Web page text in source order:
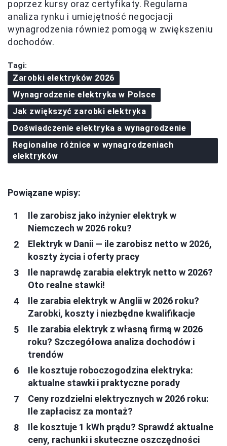
poprzez kursy oraz certyfikaty. Regularna
analiza rynku i umiejętność negocjacji
wynagrodzenia również pomogą w zwiększeniu
dochodów.
Tagi:
Zarobki elektryków 2026
Wynagrodzenie elektryka w Polsce
Jak zwiększyć zarobki elektryka
Doświadczenie elektryka a wynagrodzenie
Regionalne różnice w wynagrodzeniach
elektryków
Powiązane wpisy:
Ile zarobisz jako inżynier elektryk w
Niemczech w 2026 roku?
Elektryk w Danii — ile zarobisz netto w 2026,
koszty życia i oferty pracy
Ile naprawdę zarabia elektryk netto w 2026?
Oto realne stawki!
Ile zarabia elektryk w Anglii w 2026 roku?
Zarobki, koszty i niezbędne kwalifikacje
Ile zarabia elektryk z własną firmą w 2026
roku? Szczegółowa analiza dochodów i
trendów
Ile kosztuje roboczogodzina elektryka:
aktualne stawki i praktyczne porady
Ceny rozdzielni elektrycznych w 2026 roku:
Ile zapłacisz za montaż?
Ile kosztuje 1 kWh prądu? Sprawdź aktualne
ceny, rachunki i skuteczne oszczędności